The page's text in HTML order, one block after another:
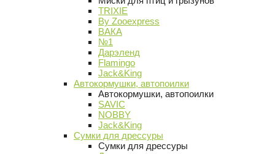
TRIXIE
By Zooexpress
ВАКА
№1
Дарэленд
Flamingo
Jack&King
Автокормушки, автопоилки
Автокормушки, автопоилки
SAVIC
NOBBY
Jack&King
Сумки для дрессуры
Сумки для дрессуры